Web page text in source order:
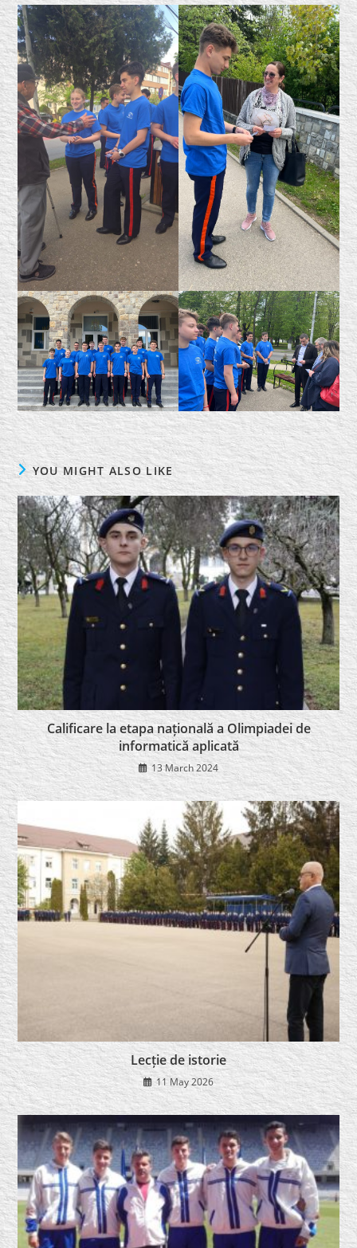
YOU MIGHT ALSO LIKE
Calificare la etapa națională a Olimpiadei de
informatică aplicată
13 March 2024
Lecție de istorie
11 May 2026